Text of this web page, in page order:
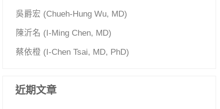
吳爵宏 (Chueh-Hung Wu, MD)
陳沂名 (I-Ming Chen, MD)
蔡依橙 (I-Chen Tsai, MD, PhD)
近期文章